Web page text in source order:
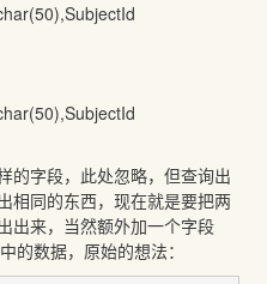
的字段，此处忽略，但查询出
相同的东西，现在就是要把两
出来，当然额外加一个字段
的数据，原始的想法：